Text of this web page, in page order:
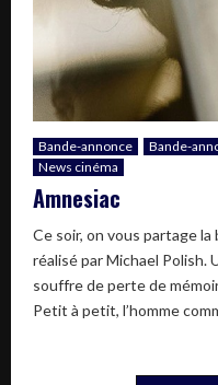
Bande-annonce Bande-
News cinéma
Amnesiac
Ce soir, on vous partage
réalisé par Michael Polish.
souffre de perte de
Petit à petit, l’homme